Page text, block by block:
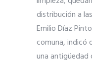
distribución a
Emilio Díaz
comuna, indicó
una antigüedad